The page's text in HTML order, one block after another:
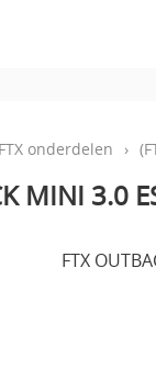
FTX onderdelen ›
MINI 3.0
FTX